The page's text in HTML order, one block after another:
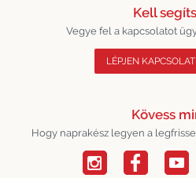
Kell
Vegye fel a kapcsolatot
LÉPJEN
Kövess
Hogy naprakész legyen a